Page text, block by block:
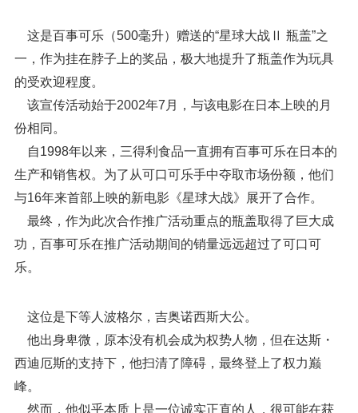
这是百事可乐（500毫升）赠送的“星球大战Ⅱ 瓶盖”之
一，作为挂在脖子上的奖品，极大地提升了瓶盖作为玩具
的受欢迎程度。
该宣传活动始于2002年7月，与该电影在日本上映的月
份相同。
自1998年以来，三得利食品一直拥有百事可乐在日本的
生产和销售权。为了从可口可乐手中夺取市场份额，他们
与16年来首部上映的新电影《星球大战》展开了合作。
最终，作为此次合作推广活动重点的瓶盖取得了巨大成
功，百事可乐在推广活动期间的销量远远超过了可口可
乐。
这位是下等人波格尔，吉奥诺西斯大公。
他出身卑微，原本没有机会成为权势人物，但在达斯・
西迪厄斯的支持下，他扫清了障碍，最终登上了权力巅
峰。
然而，他似乎本质上是一位诚实正直的人，很可能在获